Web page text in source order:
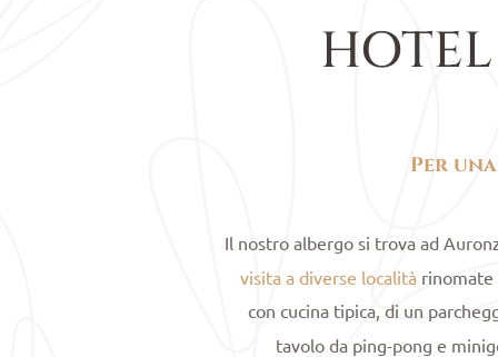
Per
Il nostro albergo si trova ad
visita a diverse localitàrinomate
con cucina tipica, di un
tavolo da ping-pong e